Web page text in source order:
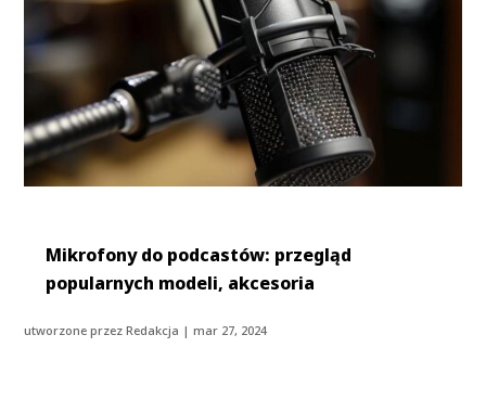
Mikrofony do podcastów: przegląd
popularnych modeli, akcesoria
utworzone przezRedakcja |mar 27, 2024